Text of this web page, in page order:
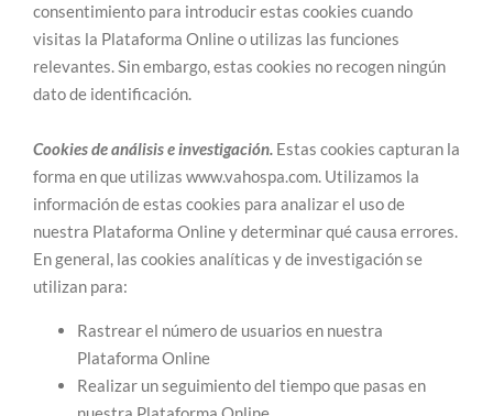
consentimiento para introducir estas cookies cuando
visitas la Plataforma Online o utilizas las funciones
relevantes. Sin embargo, estas cookies no recogen ningún
dato de identificación.
Cookies de análisis e investigación. Estas cookies capturan la
forma en que utilizas www.vahospa.com. Utilizamos la
información de estas cookies para analizar el uso de
nuestra Plataforma Online y determinar qué causa errores.
En general, las cookies analíticas y de investigación se
utilizan para:
Rastrear el número de usuarios en nuestra
Plataforma Online
Realizar un seguimiento del tiempo que pasas en